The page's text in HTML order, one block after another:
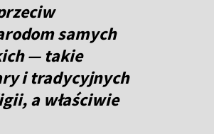
samych
— takie
i tradycyjnych
a właściwie